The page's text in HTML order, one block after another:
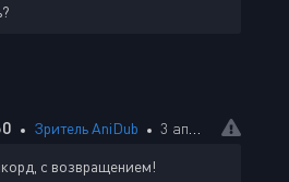
Зритель AniDub 3 апреля 2024 21:45
с возвращением!